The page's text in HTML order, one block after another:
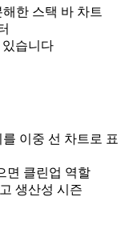
해한 스택 바 차트
습니다
를 이중 선 차트로 표
면 클린업 역할
생산성 시즌